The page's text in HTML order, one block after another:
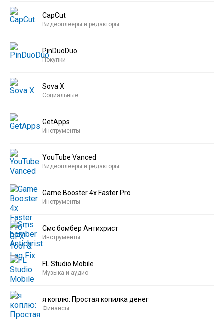
CapCut
Видеоплееры и редакторы
PinDuoDuo
Покупки
Sova X
Социальные
GetApps
Инструменты
YouTube Vanced
Видеоплееры и редакторы
Game Booster 4x Faster Pro
Инструменты
Смс бомбер Антихрист
Инструменты
FL Studio Mobile
Музыка и аудио
я коплю: Простая копилка денег
Финансы